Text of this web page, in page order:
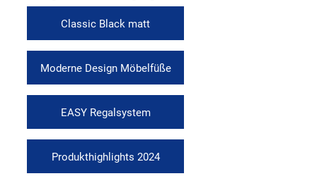
Classic Black matt
Moderne Design Möbelfüße
EASY Regalsystem
Produkthighlights 2024